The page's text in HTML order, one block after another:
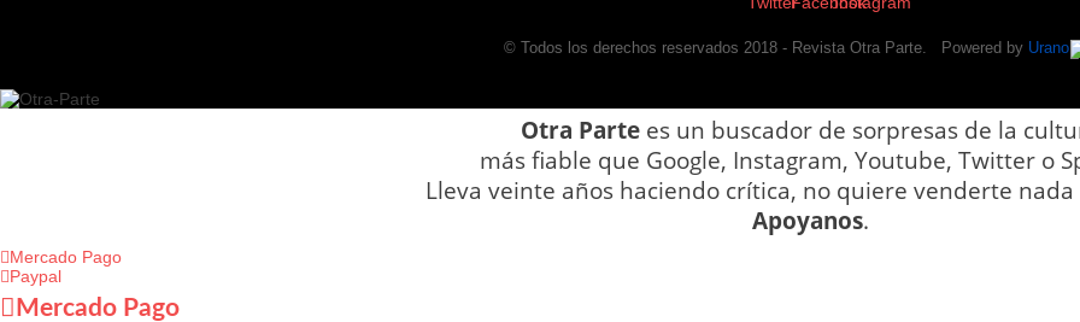
© Todos los derechos reservados 2018 - Revista Otra Parte. Powered by Urano
Otra Partees un buscador de sorpresas de la
más fiable que Google, Instagram, Youtube, Twitter o
Lleva veinte años haciendo crítica, no quiere venderte nada
Apoyanos.
Mercado Pago
Paypal
Mercado Pago